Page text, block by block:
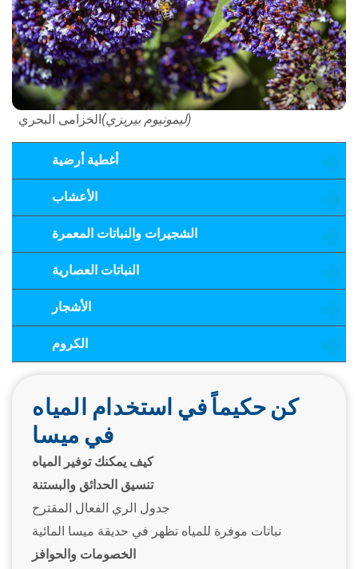
الخزامى البحري(ليمونيوم بيريزي)
أغطية أرضية
الأعشاب
الشجيرات والنباتات المعمرة
النباتات العصارية
الأشجار
الكروم
كن حكيماً في استخدام المياه
في ميسا
كيف يمكنك توفير المياه
تنسيق الحدائق والبستنة
جدول الري الفعال المقترح
نباتات موفرة للمياه تظهر في حديقة ميسا المائية
الخصومات والحوافز